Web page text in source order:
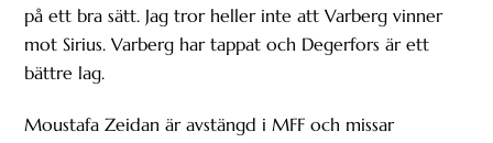
på ett bra sätt. Jag tror heller inte att Varberg vinner
mot Sirius. Varberg har tappat och Degerfors är ett
bättre lag.
Moustafa Zeidan är avstängd i MFF och missar